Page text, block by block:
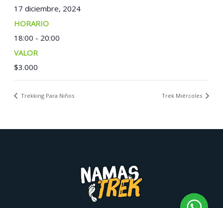
17 diciembre, 2024
18:00 - 20:00
COSTO:
$3.000
Trekking Para Niños Trek Miércoles